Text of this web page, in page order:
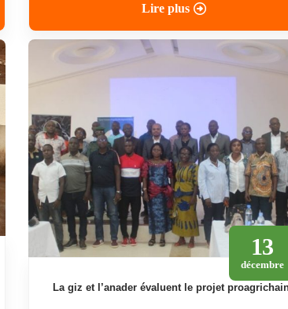
Lire plus
13
décembre
la giz et l’anader évaluent le projet proagrichains